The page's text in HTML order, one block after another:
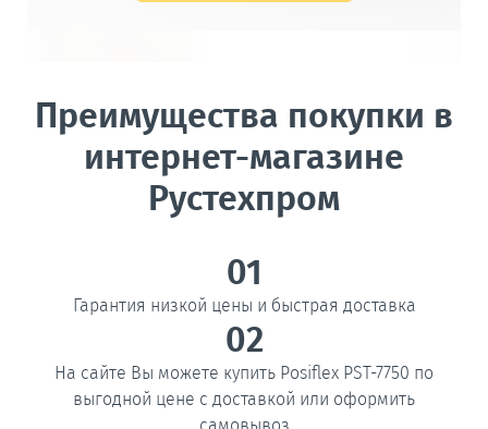
Преимущества покупки в
интернет-магазине
Рустехпром
01
Гарантия низкой цены и быстрая доставка
02
На сайте Вы можете купить Posiflex PST-7750 по
выгодной цене с доставкой или оформить